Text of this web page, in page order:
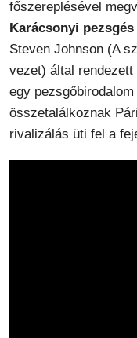
főszereplésével
Karácsonyi pezsgés
Steven Johnson (A
vezet) által
egy
összetalálkoznak
rivalizálás üti fel a